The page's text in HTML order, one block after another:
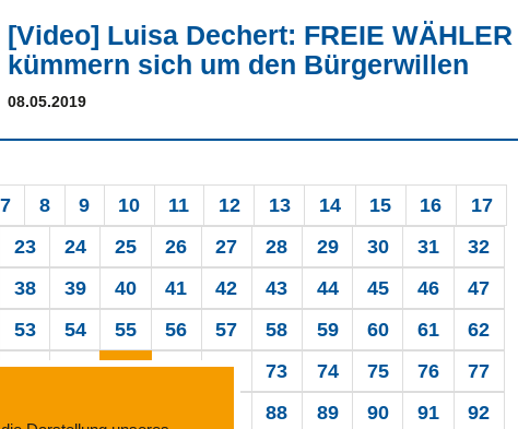
[Video] Luisa Dechert: FREIE WÄHLER
kümmern sich um den Bürgerwillen
08.05.2019
7 8 9 10 11 12 13 14 15 16
17
23 24 25 26 27 28 29 30 31
32
38 39 40 41 42 43 44 45 46
47
53 54 55 56 57 58 59 60 61
62
68 69 70 71 72 73 74 75 76
77
88 89 90 91 92